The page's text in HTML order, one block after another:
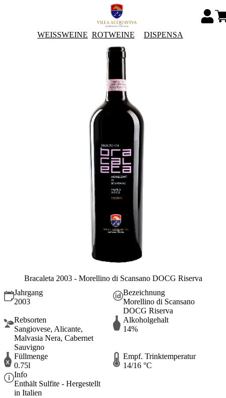
WEISSWEINE ROTWEINE DISPENSA
Bracaleta 2003 - Morellino di Scansano DOCG Riserva
Jahrgang
2003
Bezeichnung
Morellino di Scansano
DOCG Riserva
Rebsorten
Sangiovese, Alicante,
Malvasia Nera, Cabernet
Sauvigno
Alkoholgehalt
14%
Füllmenge
0.75l
Empf. Trinktemperatur
14/16 °C
Info
Enthält Sulfite - Hergestellt
in Italien